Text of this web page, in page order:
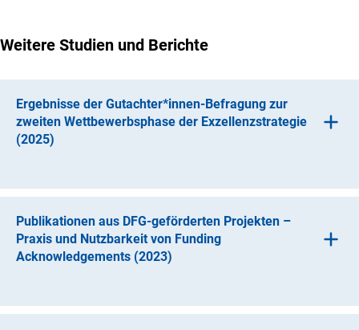
Weitere Studien und Berichte
Ergebnisse der Gutachter*innen-Befragung zur
zweiten Wettbewerbsphase der Exzellenzstrategie
(2025)
Das zweistufig angelegte Begutachtungs- und
Entscheidungsverfahren der Exzellenzstrategie besteht
Onlinebefragung der beteiligten Gutachter*innen
Publikationen aus DFG-geförderten Projekten –
Praxis und Nutzbarkeit von Funding
Acknowledgements (2023)